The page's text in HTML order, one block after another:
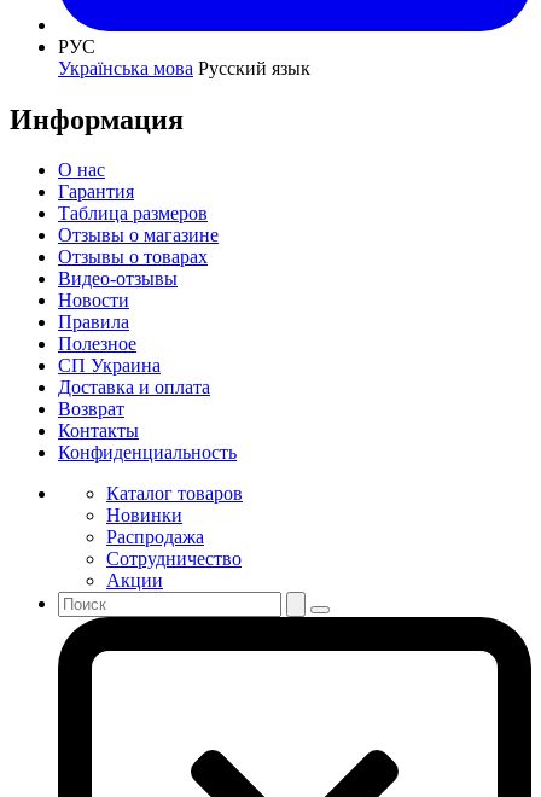
РУС
Українська мова Русский язык
Информация
О нас
Гарантия
Таблица размеров
Отзывы о магазине
Отзывы о товарах
Видео-отзывы
Новости
Правила
Полезное
СП Украина
Доставка и оплата
Возврат
Контакты
Конфиденциальность
Каталог товаров
Новинки
Распродажа
Сотрудничество
Акции